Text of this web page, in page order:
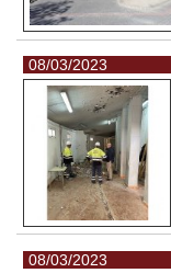
08/03/2023
08/03/2023